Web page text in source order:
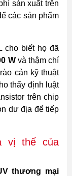
sản xuất trên
các sản phẩm
cho biết họ đã
Wvà thậm chí
cản kỹ thuật
thấy định luật
trên chip
dư địa để tiếp
vị thế của
thương mại